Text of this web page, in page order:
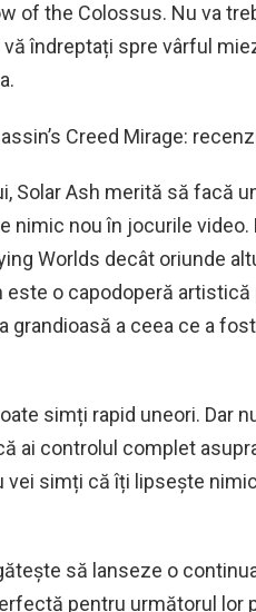
of the Colossus. Nu va
vă îndreptați spre vârful
Creed Mirage:
Solar Ash merită să facă
nimic nou în jocurile video.
Worlds decât oriunde
este o capodoperă
grandioasă a ceea ce a
simți rapid uneori. Dar
ai controlul complet
vei simți că îți lipsește
să lanseze o
pentru următorul lor